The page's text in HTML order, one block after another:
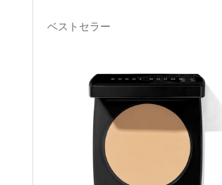
ベストセラー